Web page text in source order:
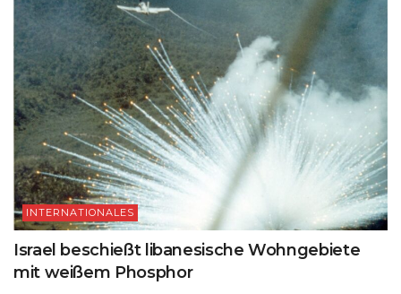
INTERNATIONALES
Israel beschießt libanesische Wohngebiete
mit weißem Phosphor